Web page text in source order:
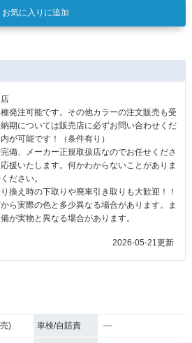
お気に入りに追加
発注可能です。その他カラーの注文販売も受
期については販売店に必ずお問い合わせくだ
が可能です！（条件有り）
備、メーカー正規取扱店なのでお任せくださ
援いたします。何かわからないことがありま
ださい。
換え時の下取りや廃車引き取りも大歓迎！！
ら実際の色と多少異なる場合があります。ま
が実物と異なる場合があります。
2026-05-21更新
) 車検/自賠責 ―